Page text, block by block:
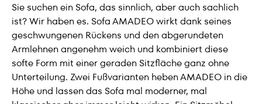
Sie suchen ein Sofa, das sinnlich, aber auch sachlich
ist? Wir haben es. Sofa AMADEO wirkt dank seines
geschwungenen Rückens und den abgerundeten
Armlehnen angenehm weich und kombiniert diese
softe Form mit einer geraden Sitzfläche ganz ohne
Unterteilung. Zwei Fußvarianten heben AMADEO in die
Höhe und lassen das Sofa mal moderner, mal